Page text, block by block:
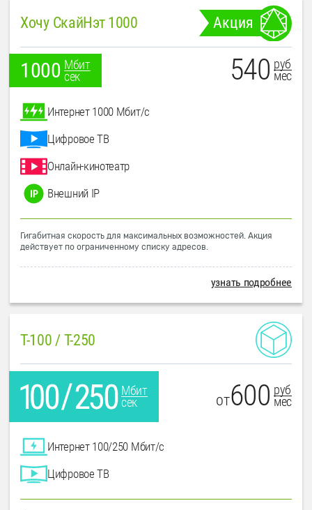
Хочу СкайНэт 1000 Акция
1000 Мбит
сек
540 руб
мес
Интернет 1000 Мбит/с
Цифровое ТВ
Онлайн-кинотеатр
Внешний IP
Гигабитная скорость для максимальных возможностей. Акция
действует по ограниченному списку адресов.
узнать подробнее
T-100 / T-250
Мбит
сек
от600 руб
мес
Интернет 100/250 Мбит/с
Цифровое ТВ